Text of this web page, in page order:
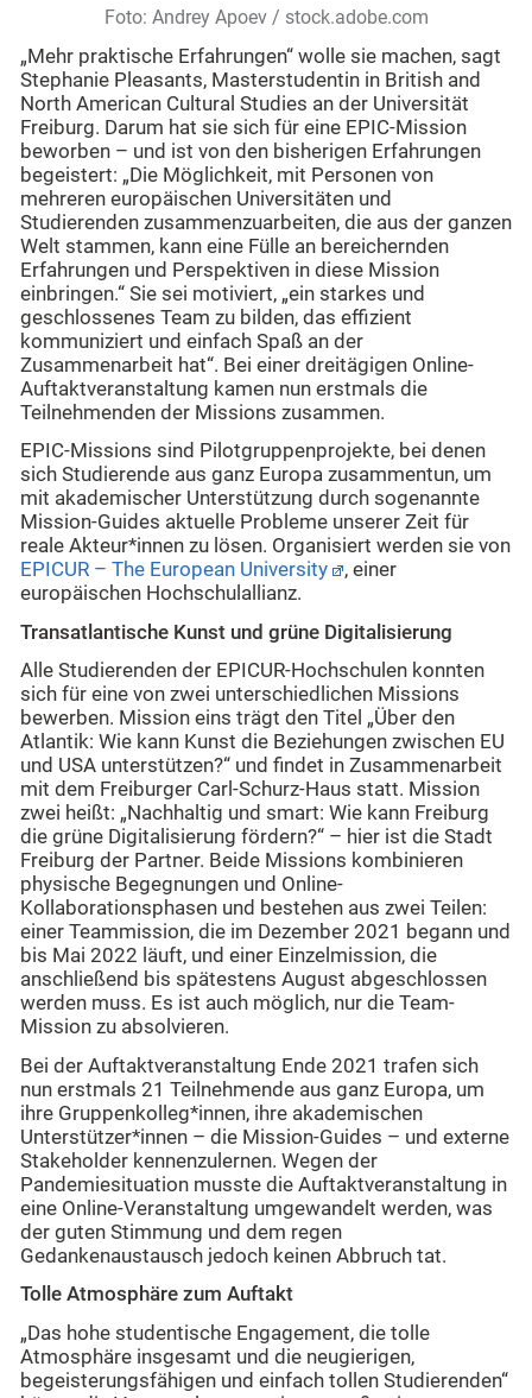
Foto: Andrey Apoev / stock.adobe.com
„Mehr praktische Erfahrungen“ wolle sie machen, sagt
Stephanie Pleasants, Masterstudentin in British and
North American Cultural Studies an der Universität
Freiburg. Darum hat sie sich für eine EPIC-Mission
beworben – und ist von den bisherigen Erfahrungen
begeistert: „Die Möglichkeit, mit Personen von
mehreren europäischen Universitäten und
Studierenden zusammenzuarbeiten, die aus der ganzen
Welt stammen, kann eine Fülle an bereichernden
Erfahrungen und Perspektiven in diese Mission
einbringen.“ Sie sei motiviert, „ein starkes und
geschlossenes Team zu bilden, das effizient
kommuniziert und einfach Spaß an der
Zusammenarbeit hat“. Bei einer dreitägigen Online-
Auftaktveranstaltung kamen nun erstmals die
Teilnehmenden der Missions zusammen.
EPIC-Missions sind Pilotgruppenprojekte, bei denen
sich Studierende aus ganz Europa zusammentun, um
mit akademischer Unterstützung durch sogenannte
Mission-Guides aktuelle Probleme unserer Zeit für
reale Akteur*innen zu lösen. Organisiert werden sie von
EPICUR – The European University
, einer
europäischen Hochschulallianz.
Transatlantische Kunst und grüne Digitalisierung
Alle Studierenden der EPICUR-Hochschulen konnten
sich für eine von zwei unterschiedlichen Missions
bewerben. Mission eins trägt den Titel „Über den
Atlantik: Wie kann Kunst die Beziehungen zwischen EU
und USA unterstützen?“ und findet in Zusammenarbeit
mit dem Freiburger Carl-Schurz-Haus statt. Mission
zwei heißt: „Nachhaltig und smart: Wie kann Freiburg
die grüne Digitalisierung fördern?“ – hier ist die Stadt
Freiburg der Partner. Beide Missions kombinieren
physische Begegnungen und Online-
Kollaborationsphasen und bestehen aus zwei Teilen:
einer Teammission, die im Dezember 2021 begann und
bis Mai 2022 läuft, und einer Einzelmission, die
anschließend bis spätestens August abgeschlossen
werden muss. Es ist auch möglich, nur die Team-
Mission zu absolvieren.
Bei der Auftaktveranstaltung Ende 2021 trafen sich
nun erstmals 21 Teilnehmende aus ganz Europa, um
ihre Gruppenkolleg*innen, ihre akademischen
Unterstützer*innen – die Mission-Guides – und externe
Stakeholder kennenzulernen. Wegen der
Pandemiesituation musste die Auftaktveranstaltung in
eine Online-Veranstaltung umgewandelt werden, was
der guten Stimmung und dem regen
Gedankenaustausch jedoch keinen Abbruch tat.
Tolle Atmosphäre zum Auftakt
„Das hohe studentische Engagement, die tolle
Atmosphäre insgesamt und die neugierigen,
begeisterungsfähigen und einfach tollen Studierenden“